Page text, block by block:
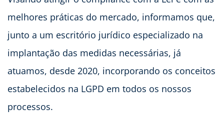
melhores práticas do mercado, informamos que,
junto a um escritório jurídico especializado na
implantação das medidas necessárias, já
atuamos, desde 2020, incorporando os conceitos
estabelecidos na LGPD em todos os nossos
processos.